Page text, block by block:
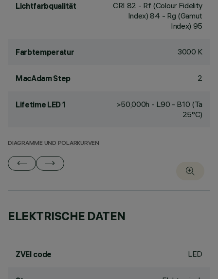
Lichtfarbqualität CRI 82 - Rf (Colour Fidelity
Index) 84 - Rg (Gamut
Index) 95
Farbtemperatur 3000 K
MacAdam Step 2
Lifetime LED 1
>50,000h - L90 - B10 (Ta
25°C)
DIAGRAMME UND POLARKURVEN
ELEKTRISCHE DATEN
ZVEI code LED